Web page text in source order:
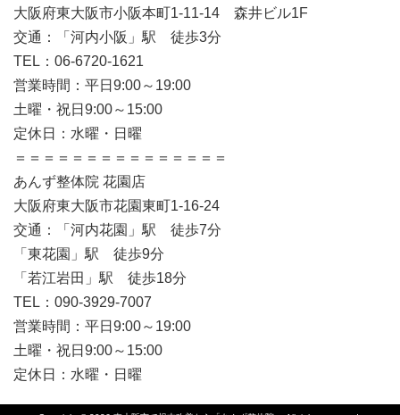
大阪府東大阪市小阪本町1-11-14 森井ビル1F
交通：「河内小阪」駅 徒歩3分
TEL：06-6720-1621
営業時間：平日9:00～19:00
土曜・祝日9:00～15:00
定休日：水曜・日曜
＝＝＝＝＝＝＝＝＝＝＝＝＝＝＝
あんず整体院 花園店
大阪府東大阪市花園東町1-16-24
交通：「河内花園」駅 徒歩7分
「東花園」駅 徒歩9分
「若江岩田」駅 徒歩18分
TEL：090-3929-7007
営業時間：平日9:00～19:00
土曜・祝日9:00～15:00
定休日：水曜・日曜